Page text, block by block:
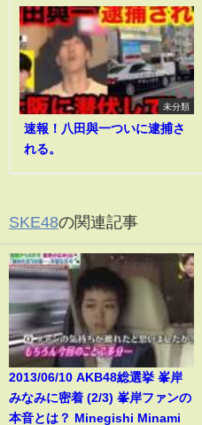
未分類
速報！八田與一ついに逮捕さ
れる。
SKE48の関連記事
2013/06/10 AKB48総選挙 峯岸
みなみに密着 (2/3) 峯岸ファンの
本音とは？ Minegishi Minami